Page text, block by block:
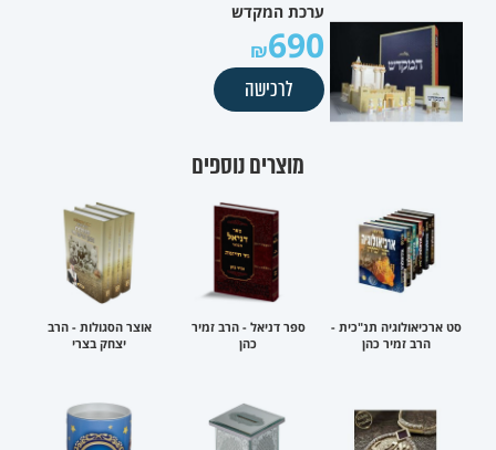
ערכת המקדש
690
לרכישה
מוצרים נוספים
סט ארכיאולוגיה תנ"כית -
הרב זמיר כהן
ספר דניאל - הרב זמיר
כהן
אוצר הסגולות - הרב
יצחק בצרי